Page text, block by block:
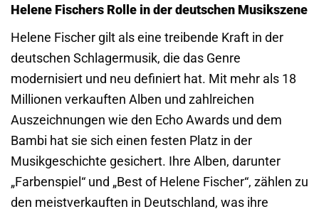
Helene Fischers Rolle in der deutschen Musikszene
Helene Fischer gilt als eine treibende Kraft in der
deutschen Schlagermusik, die das Genre
modernisiert und neu definiert hat. Mit mehr als 18
Millionen verkauften Alben und zahlreichen
Auszeichnungen wie den Echo Awards und dem
Bambi hat sie sich einen festen Platz in der
Musikgeschichte gesichert. Ihre Alben, darunter
„Farbenspiel“ und „Best of Helene Fischer“, zählen zu
den meistverkauften in Deutschland, was ihre